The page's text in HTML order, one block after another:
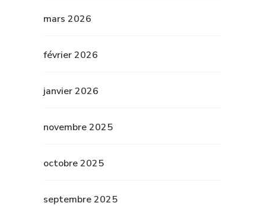
mars 2026
février 2026
janvier 2026
novembre 2025
octobre 2025
septembre 2025